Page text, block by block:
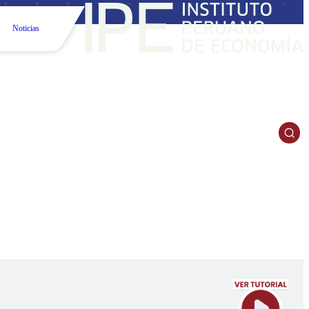
Noticias